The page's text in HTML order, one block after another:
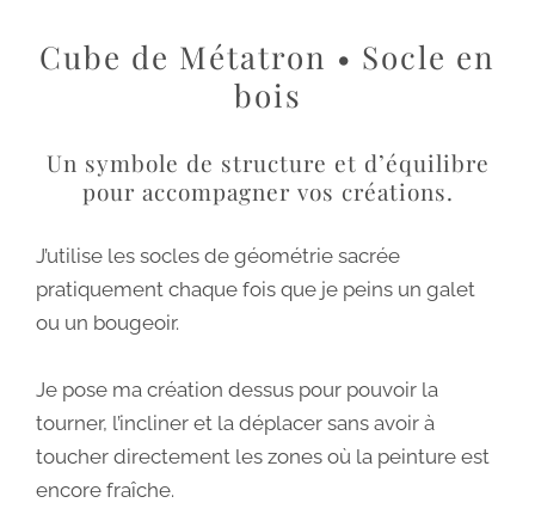
e
:
Cube de Métatron • Socle en
bois
Un symbole de structure et d’équilibre
pour accompagner vos créations.
J’utilise les socles de géométrie sacrée
pratiquement chaque fois que je peins un galet
ou un bougeoir.
Je pose ma création dessus pour pouvoir la
tourner, l’incliner et la déplacer sans avoir à
toucher directement les zones où la peinture est
encore fraîche.